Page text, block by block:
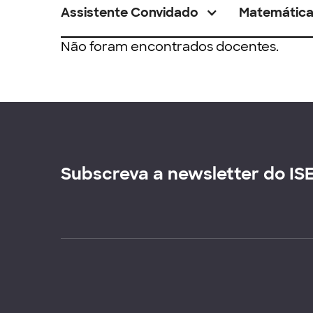
Assistente Convidado Matemática
Não foram encontrados docentes.
Subscreva a newsletter do